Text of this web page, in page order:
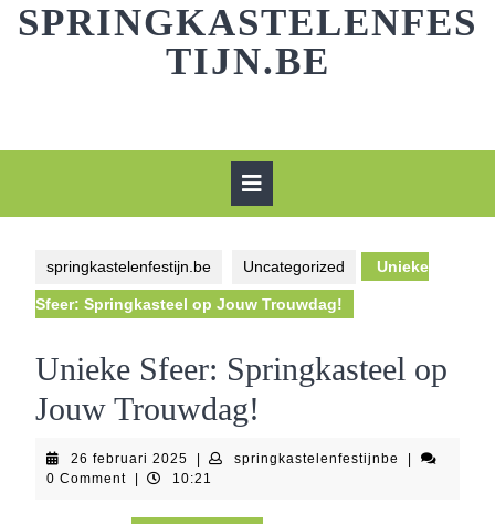
SPRINGKASTELENFES
TIJN.BE
springkastelenfestijn.be Uncategorized Unieke
Sfeer: Springkasteel op Jouw Trouwdag!
Unieke Sfeer: Springkasteel op
Jouw Trouwdag!
26 februari 2025 26
februari
springkastelenfestijnbe
0 Comment
10:21